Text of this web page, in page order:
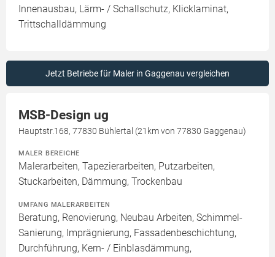
Innenausbau, Lärm- / Schallschutz, Klicklaminat,
Trittschalldämmung
Jetzt Betriebe für Maler in Gaggenau vergleichen
MSB-Design ug
Hauptstr.168, 77830 Bühlertal (21km von 77830 Gaggenau)
MALER BEREICHE
Malerarbeiten, Tapezierarbeiten, Putzarbeiten,
Stuckarbeiten, Dämmung, Trockenbau
UMFANG MALERARBEITEN
Beratung, Renovierung, Neubau Arbeiten, Schimmel-
Sanierung, Imprägnierung, Fassadenbeschichtung,
Durchführung, Kern- / Einblasdämmung,